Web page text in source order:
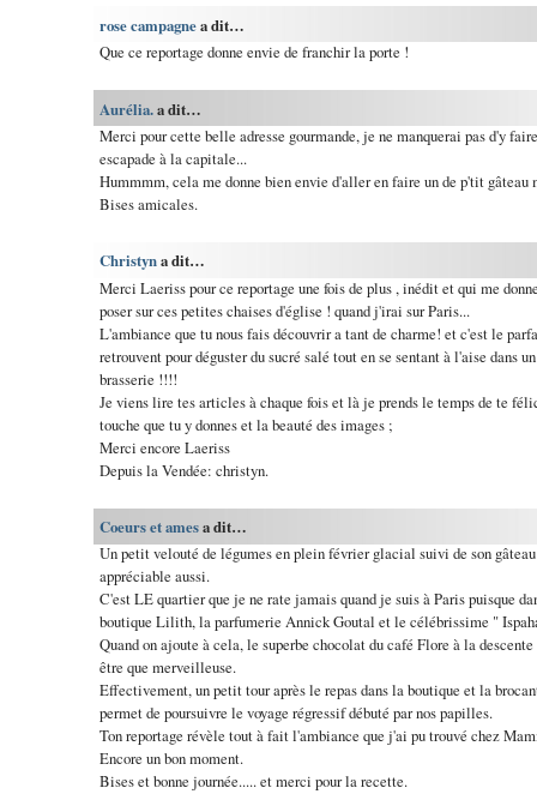
rose campagnea dit…
Que ce reportage donne envie de franchir la porte !
Aurélia.a dit…
Merci pour cette belle adresse gourmande, je ne manquerai pas d'y
escapade à la capitale...
Hummmm, cela me donne bien envie d'aller en faire un de p'tit gâteau
Bises amicales.
Christyna dit…
Merci Laeriss pour ce reportage une fois de plus , inédit et qui me
poser sur ces petites chaises d'église ! quand j'irai sur Paris...
L'ambiance que tu nous fais découvrir a tant de charme! et c'est le
retrouvent pour déguster du sucré salé tout en se sentant à l'aise dans
brasserie !!!!
Je viens lire tes articles à chaque fois et là je prends le temps de te
touche que tu y donnes et la beauté des images ;
Merci encore Laeriss
Depuis la Vendée: christyn.
Coeurs et amesa dit…
Un petit velouté de légumes en plein février glacial suivi de son
appréciable aussi.
C'est LE quartier que je ne rate jamais quand je suis à Paris puisque
boutique Lilith, la parfumerie Annick Goutal et le célébrissime "
Quand on ajoute à cela, le superbe chocolat du café Flore à la
être que merveilleuse.
Effectivement, un petit tour après le repas dans la boutique et la
permet de poursuivre le voyage régressif débuté par nos papilles.
Ton reportage révèle tout à fait l'ambiance que j'ai pu trouvé chez
Encore un bon moment.
Bises et bonne journée..... et merci pour la recette.